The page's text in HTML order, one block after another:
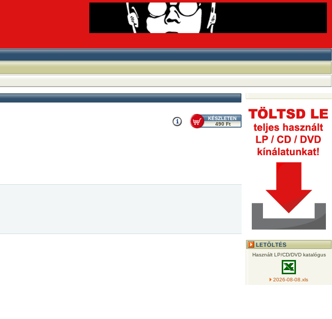
490 Ft
Használt LP/CD/DVD katalógus
2026-08-08.xls